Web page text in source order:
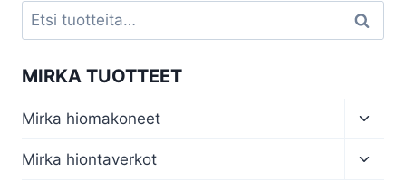
Etsi: Haku
MIRKA TUOTTEET
Mirka hiomakoneet
menu
Mirka hiontaverkot